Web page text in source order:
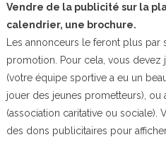
Vendre de la publicité sur la
calendrier, une brochure.
Les annonceurs le feront plus
promotion. Pour cela, vous devez
(votre équipe sportive a eu un
jouer des jeunes prometteurs), ou
(association caritative ou
des dons publicitaires pour